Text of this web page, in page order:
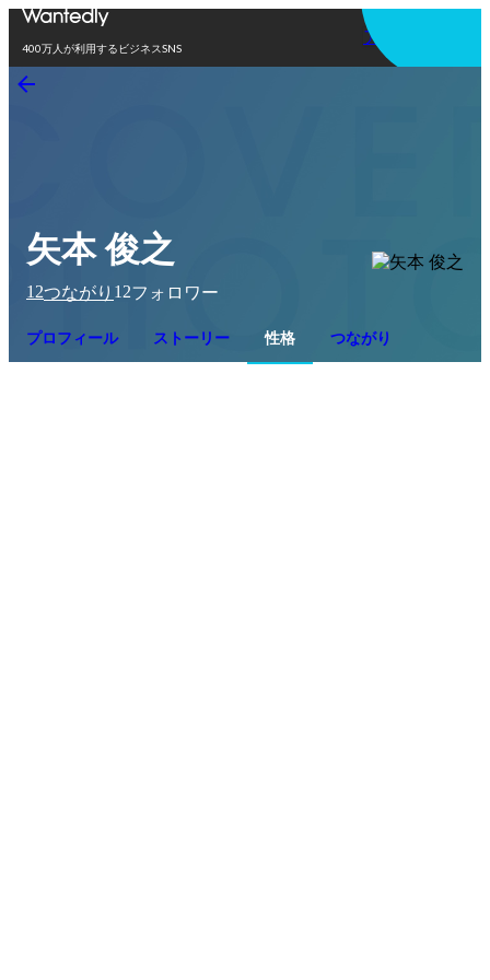
400万人が利用するビジネスSNS
アプリを使う
矢本 俊之
12つながり 12フォロワー
プロフィール ストーリー 性格 つながり